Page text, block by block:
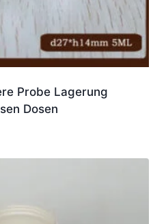
Probe Lagerung
Dosen